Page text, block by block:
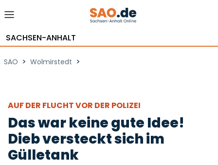
SACHSEN-ANHALT
SAO > Wolmirstedt >
AUF DER FLUCHT VOR DER POLIZEI
Das war keine gute Idee!
Dieb versteckt sich im
Gülletank